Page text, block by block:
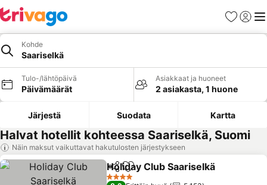
Suosikit
Kohde
Saariselkä
Tulo-/lähtöpäivä
Päivämäärät
Asiakkaat ja huoneet
2 asiakasta, 1 huone
Järjestä Suodata Kartta
Halvat hotellit kohteessa Saariselkä, Suomi
Näin maksut vaikuttavat hakutulosten järjestykseen
Jaa Lisää suosikkeihin
Holiday Club Saariselkä
4 Tähtiluokitus